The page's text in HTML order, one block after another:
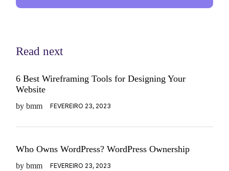
Read next
6 Best Wireframing Tools for Designing Your
Website
by bmm FEVEREIRO 23, 2023
Who Owns WordPress? WordPress Ownership
by bmm FEVEREIRO 23, 2023